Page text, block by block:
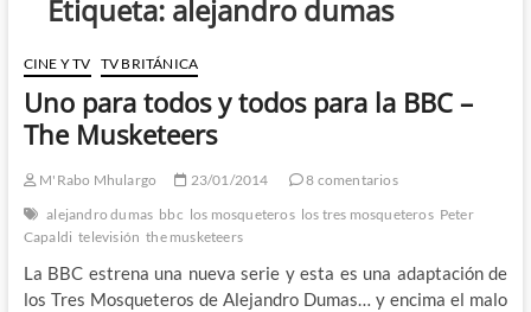
Etiqueta: alejandro dumas
CINE Y TV TV BRITÁNICA
Uno para todos y todos para la BBC –
The Musketeers
M'Rabo Mhulargo 23/01/2014
8 comentarios
alejandro dumas bbc los mosqueteros los tres mosqueteros Peter
Capaldi televisión the musketeers
La BBC estrena una nueva serie y esta es una adaptación de
los Tres Mosqueteros de Alejandro Dumas… y encima el malo